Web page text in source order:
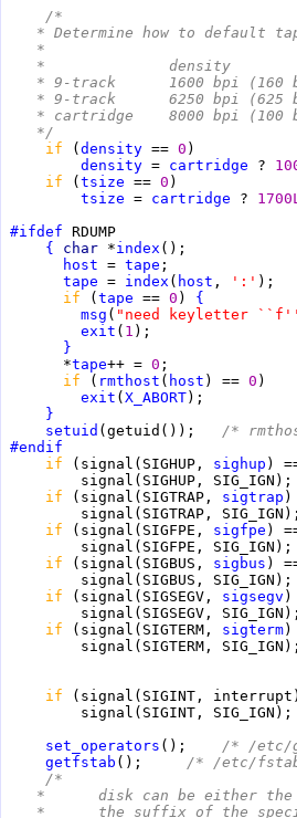
/*
* Determine how to default
	 *
	 */
if ( density == 0
density = cartridge ?
if ( tsize == 0
tsize = cartridge ? 1700L
#ifdef
{ char *index
host = tape
tape = index ( host , ':'
if ( tape == 0 ) {
msg ( "need keyletter
exit ( 1
}
       *
tape++ = 0
if ( rmthost ( host ) == 0
exit ( X_ABORT
}
setuid (getuid());
/*
#endif
if (signal(SIGHUP, sighup
if (signal(SIGTRAP, sigtrap
if (signal(SIGFPE, sigfpe
if (signal(SIGBUS, sigbus
if (signal(SIGSEGV, sigsegv
if (signal(SIGTERM, sigterm
if
set_operators ();
/* /etc/
getfstab ();
/* /etc/
/*
*	disk can be either
*	the suffix of the